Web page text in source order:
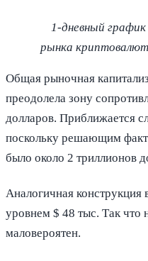
1-дневный
рынка
Общая рыночная
преодолела зону
долларов. Приближается
поскольку решающим
было около 2 триллионов
Аналогичная конструкция
уровнем $ 48 тыс. Так
маловероятен.